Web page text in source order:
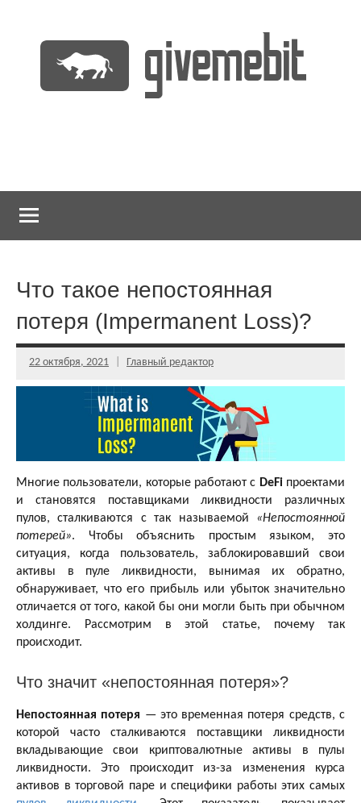
содержимому
Что такое непостоянная
потеря (Impermanent Loss)?
22 октября, 2021 Главный редактор
Комментариев
нет
Многие пользователи, которые работают с DeFiпроектами
и становятся поставщиками ликвидности различных
пулов, сталкиваются с так называемой
«Непостоянной
потерей». Чтобы объяснить простым языком, это
ситуация, когда пользователь, заблокировавший свои
активы в пуле ликвидности, вынимая их обратно,
обнаруживает, что его прибыль или убыток значительно
отличается от того, какой бы они могли быть при обычном
холдинге. Рассмотрим в этой статье, почему так
происходит.
Что значит «непостоянная потеря»?
Непостоянная потеря — это временная потеря средств, с
которой часто сталкиваются поставщики ликвидности
вкладывающие свои криптовалютные активы в пулы
ликвидности. Это происходит из-за изменения курса
активов в торговой паре и специфики работы этих самых